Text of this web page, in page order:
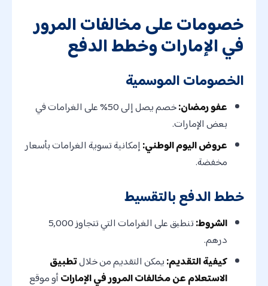
خصومات على مخالفات المرور
في الإمارات وخطط الدفع
الخصومات الموسمية
عفو رمضان:
خصم يصل إلى 50% على الغرامات في
بعض الإمارات.
عروض اليوم الوطني:إمكانية تسوية الغرامات بأسعار
مخفضة.
خطط الدفع بالتقسيط
الشروط:
تنطبق على الغرامات التي تتجاوز 5,000
درهم.
كيفية التقديم:يمكن التقديم من خلالتطبيق
الاستعلام عن مخالفات المرور في الإماراتأو موقع